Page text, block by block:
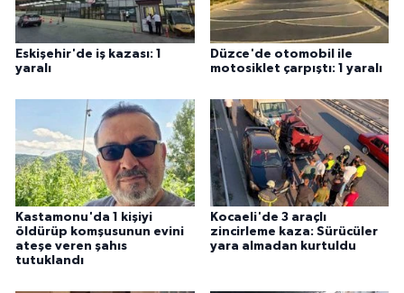
Eskişehir'de iş kazası: 1
yaralı
Düzce'de otomobil ile
motosiklet çarpıştı: 1 yaralı
Kastamonu'da 1 kişiyi
öldürüp komşusunun evini
ateşe veren şahıs
tutuklandı
Kocaeli'de 3 araçlı
zincirleme kaza: Sürücüler
yara almadan kurtuldu